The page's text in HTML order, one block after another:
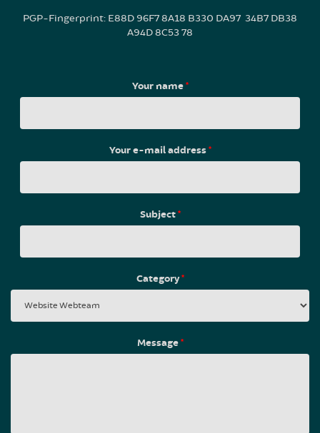
PGP-Fingerprint: E88D 96F7 8A18 B330 DA97 34B7 DB38
A94D 8C53 78
Your name*
Your e-mail address*
Subject*
Category*
Message*